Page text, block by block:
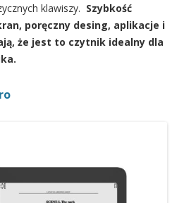
klawiszy. Szybkość
poręczny desing, aplikacje i
że jest to czytnik idealny dla